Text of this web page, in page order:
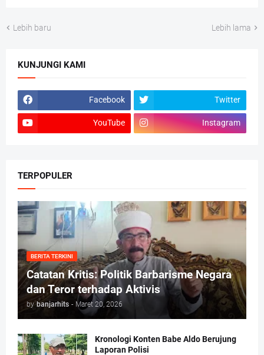
Lebih baru Lebih lama
KUNJUNGI KAMI
Facebook Twitter
YouTube Instagram
TERPOPULER
BERITA TERKINI
Catatan Kritis: Politik Barbarisme Negara
dan Teror terhadap Aktivis
by banjarhits - Maret 20, 2026
Kronologi Konten Babe Aldo Berujung
Laporan Polisi